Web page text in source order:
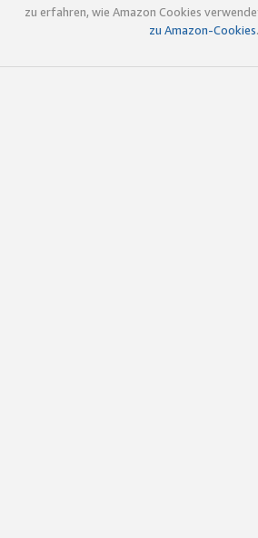
zu erfahren, wie Amazon Cookies
zu Amazon-Cookies.